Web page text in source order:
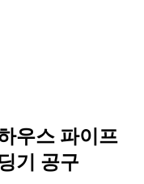
우스 파이프
기 공구